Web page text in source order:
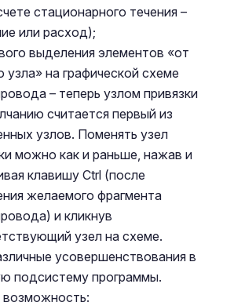
стационарного течения –
или расход);
выделения элементов «от
узла» на графической схеме
– теперь узлом привязки
считается первый из
узлов. Поменять узел
можно как и раньше, нажав и
клавишу Ctrl (после
желаемого фрагмента
и кликнув
узел на схеме.
усовершенствования в
подсистему программы.